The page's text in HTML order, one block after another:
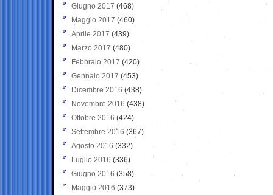
Giugno 2017 (468)
Maggio 2017 (460)
Aprile 2017 (439)
Marzo 2017 (480)
Febbraio 2017 (420)
Gennaio 2017 (453)
Dicembre 2016 (438)
Novembre 2016 (438)
Ottobre 2016 (424)
Settembre 2016 (367)
Agosto 2016 (332)
Luglio 2016 (336)
Giugno 2016 (358)
Maggio 2016 (373)